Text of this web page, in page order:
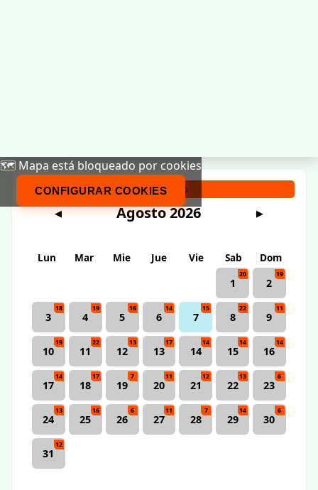
🗺️ Mapa está bloqueado por cookies
CONFIGURAR COOKIES
Calendario
◀ Agosto 2026 ▶
Lun Mar Mie Jue Vie Sab
Dom
1
20
2
19
3
18
4
19
5
16
6
14
7
15
8
22
9
11
10
19
11
22
12
13
13
17
14
14
15
14
16
14
17
14
18
17
19
7
20
11
21
12
22
13
23
6
24
13
25
16
26
6
27
11
28
7
29
14
30
6
31
12